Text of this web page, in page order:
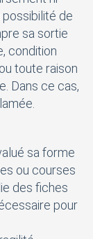
possibilité de
sa sortie
condition
toute raison
Dans ce cas,
sa forme
ou courses
des fiches
pour